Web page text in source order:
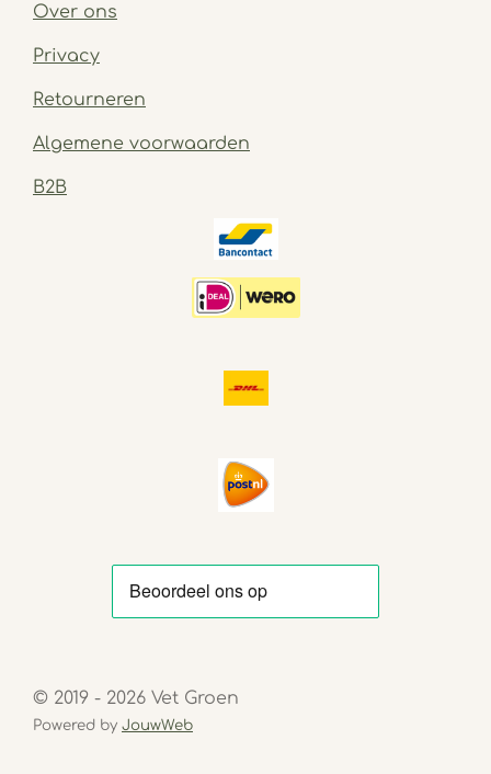
Over ons
Privacy
Retourneren
Algemene voorwaarden
B2B
© 2019 - 2026 Vet Groen
Powered by JouwWeb